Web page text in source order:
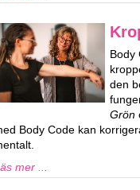
Body
den
Grön
Body Code kan
mer ...